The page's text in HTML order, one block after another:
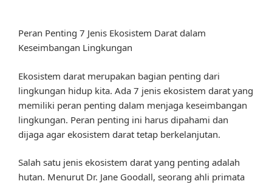
Peran Penting 7 Jenis Ekosistem Darat dalam
Keseimbangan Lingkungan
Ekosistem darat merupakan bagian penting dari
lingkungan hidup kita. Ada 7 jenis ekosistem darat yang
memiliki peran penting dalam menjaga keseimbangan
lingkungan. Peran penting ini harus dipahami dan
dijaga agar ekosistem darat tetap berkelanjutan.
Salah satu jenis ekosistem darat yang penting adalah
hutan. Menurut Dr. Jane Goodall, seorang ahli primata